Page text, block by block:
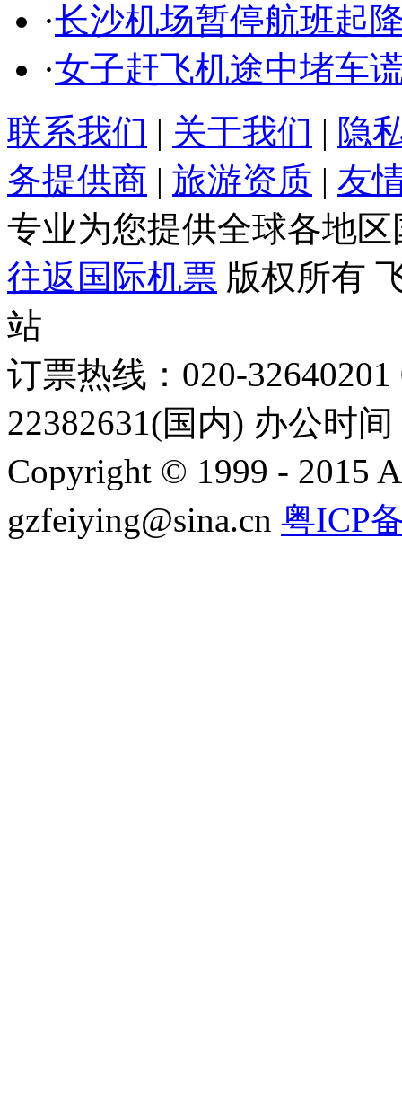
·长沙机场暂停航班起
·女子赶飞机途中堵车
联系我们 | 关于我们 | 隐
务提供商 | 旅游资质 | 友
专业为您提供全球各地
往返国际机票 版权所有
站
订票热线：020-
22382631(国内) 办公时
Copyright © 1999 - 2015
gzfeiying@sina.cn 粤ICP